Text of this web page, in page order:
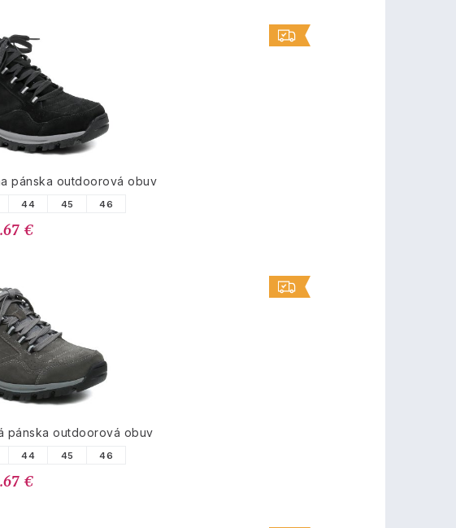
pánska outdoorová obuv
44 45 46
€
pánska outdoorová obuv
44 45 46
€